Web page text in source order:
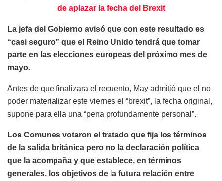
de aplazar la fecha del Brexit
La jefa del Gobierno avisó que con este resultado es
“casi seguro” que el Reino Unido tendrá que tomar
parte en las elecciones europeas del próximo mes de
mayo.
Antes de que finalizara el recuento, May admitió que el no
poder materializar este viernes el “brexit”, la fecha original,
supone para ella una “pena profundamente personal”.
Los Comunes votaron el tratado que fija los términos
de la salida británica pero no la declaración política
que la acompaña y que establece, en términos
generales, los objetivos de la futura relación entre